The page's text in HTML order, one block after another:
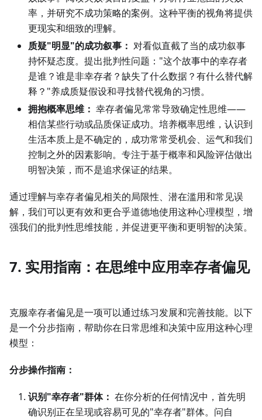
率，并研究不成功策略的案例。这种平衡的视角将提供
更现实和细致的理解。
质疑"明显"的成功叙事： 对看似直截了当的成功叙事
持怀疑态度。提出批判性问题："这个故事中的幸存者
是谁？谁是非幸存者？缺失了什么数据？有什么替代解
释？"养成质疑假设和寻找替代视角的习惯。
拥抱概率思维： 幸存者偏见常常导致确定性思维——
相信某些行动或品质保证成功。培养概率思维，认识到
生活本质上是不确定的，成功常常受机会、运气和我们
控制之外的因素影响。专注于基于概率和风险评估做出
明智决策，而不是追求保证的结果。
通过理解与幸存者偏见相关的局限性、潜在滥用和常见误
解，我们可以更有效和更合乎道德地使用这种心理模型，增
强我们的批判性思维技能，并促进更平衡和更明智的决策。
7. 实用指南：在思维中应用幸存者偏见
克服幸存者偏见是一项可以通过练习发展和完善技能。以下
是一个分步指南，帮助你在日常思维和决策中应用这种心理
模型：
分步操作指南：
识别"幸存者"群体： 在你分析的任何情况中，首先明
确识别正在呈现或容易可见的"幸存者"群体。问自